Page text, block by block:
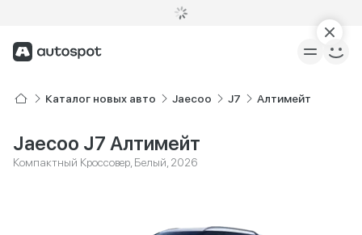
Каталог новых авто Jaecoo J7 Алтимейт
Jaecoo J7 Алтимейт
Компактный Кроссовер, Белый, 2026